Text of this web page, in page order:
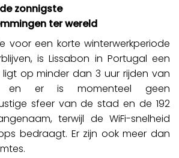
voor een korte winterwerkperiode
is Lissabon in Portugal een
ligt op minder dan 3 uur rijden van
en er is momenteel geen
sfeer van de stad en de 192
terwijl de WiFi-snelheid
bedraagt. Er zijn ook meer dan